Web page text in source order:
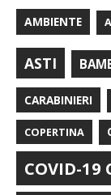
AMBIENTE
ASTI
CARABINIERI
COPERTINA
COVID-19